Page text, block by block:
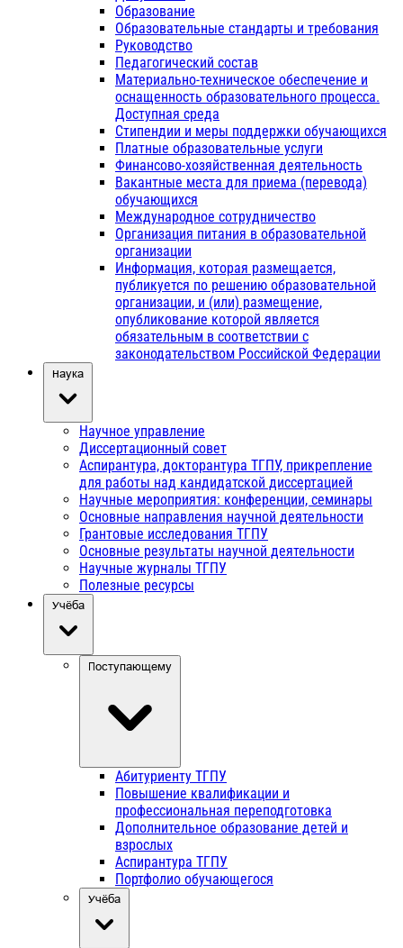
Образование
Образовательные стандарты и требования
Руководство
Педагогический состав
Материально-техническое обеспечение и
оснащенность образовательного процесса.
Доступная среда
Стипендии и меры поддержки обучающихся
Платные образовательные услуги
Финансово-хозяйственная деятельность
Вакантные места для приема (перевода)
обучающихся
Международное сотрудничество
Организация питания в образовательной
организации
Информация, которая размещается,
публикуется по решению образовательной
организации, и (или) размещение,
опубликование которой является
обязательным в соответствии с
законодательством Российской Федерации
Наука
Научное управление
Диссертационный совет
Аспирантура, докторантура ТГПУ, прикрепление
для работы над кандидатской диссертацией
Научные мероприятия: конференции, семинары
Основные направления научной деятельности
Грантовые исследования ТГПУ
Основные результаты научной деятельности
Научные журналы ТГПУ
Полезные ресурсы
Учёба
Поступающему
Абитуриенту ТГПУ
Повышение квалификации и
профессиональная переподготовка
Дополнительное образование детей и
взрослых
Аспирантура ТГПУ
Портфолио обучающегося
Учёба